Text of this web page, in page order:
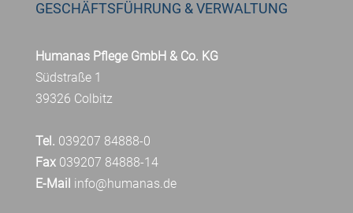
GESCHÄFTSFÜHRUNG & VERWALTUNG
Humanas Pflege GmbH & Co. KG
Südstraße 1
39326 Colbitz
Tel. 039207 84888-0
Fax039207 84888-14
E-Mail info@humanas.de